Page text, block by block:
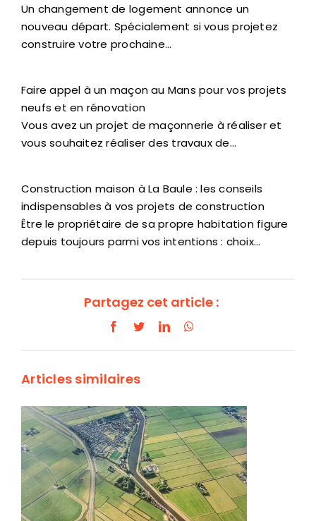
Un changement de logement annonce un
nouveau départ. Spécialement si vous projetez
construire votre prochaine…
Faire appel à un maçon au Mans pour vos projets
neufs et en rénovation
Vous avez un projet de maçonnerie à réaliser et
vous souhaitez réaliser des travaux de…
Construction maison à La Baule : les conseils
indispensables à vos projets de construction
Être le propriétaire de sa propre habitation figure
depuis toujours parmi vos intentions : choix…
Partagez cet article :
Facebook
TwitterLinkedIn
Articles similaires